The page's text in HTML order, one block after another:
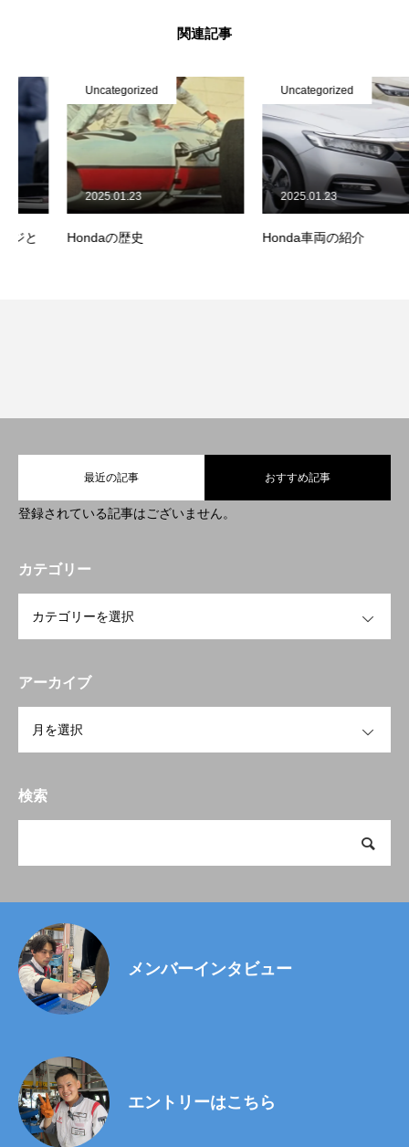
関連記事
Uncategorized
Hondaの歴史
2025.01.23
Uncategorized
Honda車両の紹介
2025.01.23
最近の記事 おすすめ記事
登録されている記事はございません。
カテゴリー
アーカイブ
検索
メンバーインタビュー
エントリーはこちら